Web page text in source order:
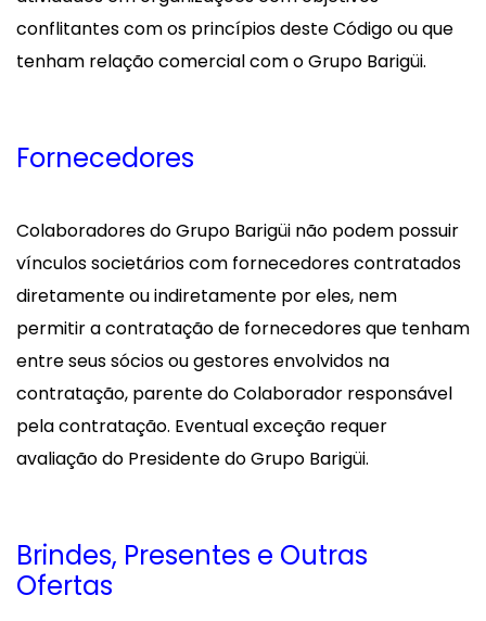
conflitantes com os princípios deste Código ou que
tenham relação comercial com o Grupo Barigüi.
Fornecedores
Colaboradores do Grupo Barigüi não podem possuir
vínculos societários com fornecedores contratados
diretamente ou indiretamente por eles, nem
permitir a contratação de fornecedores que tenham
entre seus sócios ou gestores envolvidos na
contratação, parente do Colaborador responsável
pela contratação. Eventual exceção requer
avaliação do Presidente do Grupo Barigüi.
Brindes, Presentes e Outras
Ofertas